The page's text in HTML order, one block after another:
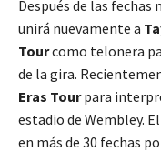
Después de las
unirá nuevamente a
Tourcomo telonera
de la gira.
Eras Tourpara
estadio de Wembley.
en más de 30 fechas